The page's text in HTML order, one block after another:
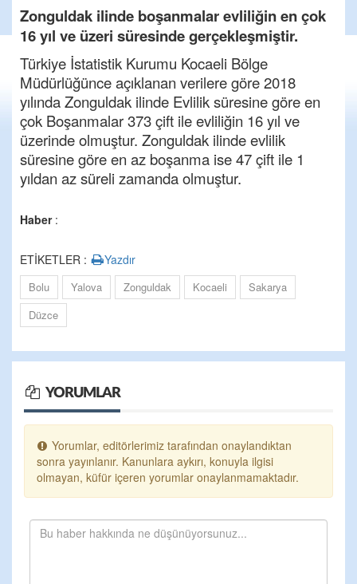
Zonguldak ilinde boşanmalar evliliğin en çok
16 yıl ve üzeri süresinde gerçekleşmiştir.
Türkiye İstatistik Kurumu Kocaeli Bölge
Müdürlüğünce açıklanan verilere göre 2018
yılında Zonguldak ilinde Evlilik süresine göre en
çok Boşanmalar 373 çift ile evliliğin 16 yıl ve
üzerinde olmuştur. Zonguldak ilinde evlilik
süresine göre en az boşanma ise 47 çift ile 1
yıldan az süreli zamanda olmuştur.
Haber:
ETİKETLER : Yazdır
Bolu Yalova Zonguldak Kocaeli
Sakarya
Düzce
YORUMLAR
Yorumlar, editörlerimiz tarafından onaylandıktan
sonra yayınlanır. Kanunlara aykırı, konuyla ilgisi
olmayan, küfür içeren yorumlar onaylanmamaktadır.